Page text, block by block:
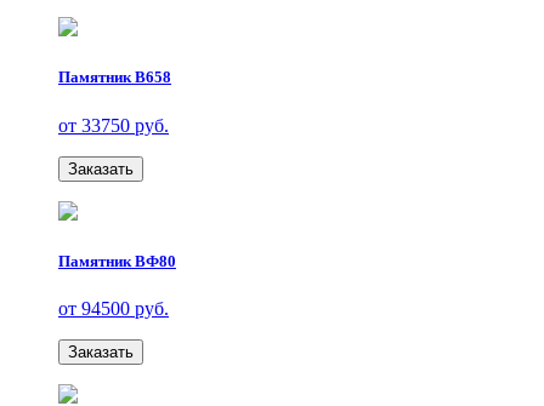
Памятник В658
от 33750 руб.
Заказать
Памятник ВФ80
от 94500 руб.
Заказать